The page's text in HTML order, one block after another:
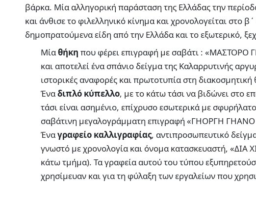
βάρκα. Μία αλληγορική παράσταση της Ελλάδας την
και άνθισε το φιλελληνικό κίνημα και χρονολογείται στο
δημοπρατούμενα είδη από την Ελλάδα και το εξωτερικό,
Μίαθήκη που φέρει επιγραφή με σαβάτι :
και αποτελεί ένα σπάνιο δείγμα της Καλαρρυτινής
ιστορικές αναφορές και πρωτοτυπία στη διακοσμητική
Έναδιπλό κύπελλο, με το κάτω τάσι να βιδώνει στο
τάσι είναι ασημένιο, επίχρυσο εσωτερικά με
σαβάτινη μεγαλογράμματη επιγραφή «ΓΗΟΡΓΗ
Έναγραφείο καλλιγραφίας, αντιπροσωπευτικό
γνωστό με χρονολογία και όνομα κατασκευαστή,
κάτω τμήμα). Τα γραφεία αυτού του τύπου
χρησίμευαν και για τη φύλαξη των εργαλείων που